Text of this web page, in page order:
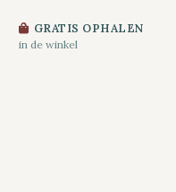
GRATIS OPHALEN
in de winkel